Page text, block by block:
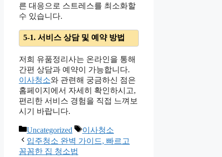
른 대응으로 스트레스를 최소화할
수 있습니다.
5-1. 서비스 상담 및 예약 방법
저희 유품정리사는 온라인을 통해
간편 상담과 예약이 가능합니다.
이사청소와 관련해 궁금하신 점은
홈페이지에서 자세히 확인하시고,
편리한 서비스 경험을 직접 느껴보
시기 바랍니다.
Categories
Uncategorized Tags
이사청소
입주청소 완벽 가이드, 빠르고
꼼꼼한 집 청소법